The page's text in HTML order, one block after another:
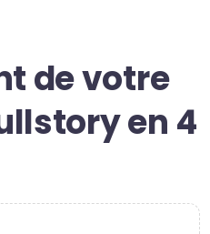
de votre
en 4